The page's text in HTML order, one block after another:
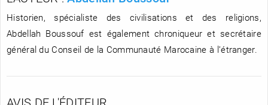
Historien, spécialiste des civilisations et des religions,
Abdellah Boussouf est également chroniqueur et secrétaire
général du Conseil de la Communauté Marocaine à l’étranger.